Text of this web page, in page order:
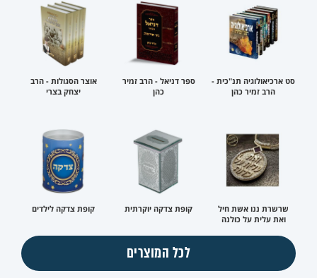
סט ארכיאולוגיה תנ"כית -
הרב זמיר כהן
ספר דניאל - הרב זמיר
כהן
אוצר הסגולות - הרב
יצחק בצרי
שרשרת ננו אשת חיל
ואת עלית על כולנה
קופת צדקה יוקרתית קופת צדקה לילדים
לכל המוצרים